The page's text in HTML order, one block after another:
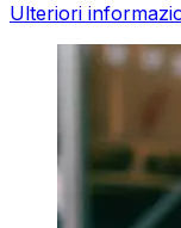
Ulteriori